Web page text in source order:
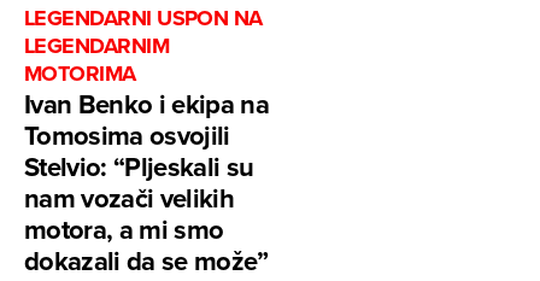
LEGENDARNI USPON NA
LEGENDARNIM
MOTORIMA
Ivan Benko i ekipa na
Tomosima osvojili
Stelvio: “Pljeskali su
nam vozači velikih
motora, a mi smo
dokazali da se može”